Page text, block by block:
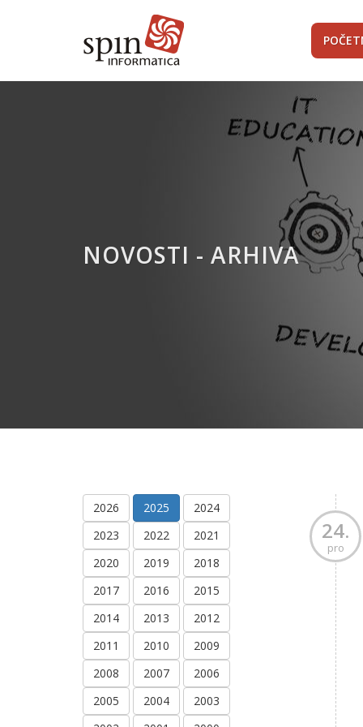
NOVOSTI - ARHIVA
2026 2025
2024
2023
2022
2021
2020
2019
2018
2017
2016
2015
2014
2013
2012
2011
2010
2009
2008
2007
2006
2005
2004
2003
24.
pro